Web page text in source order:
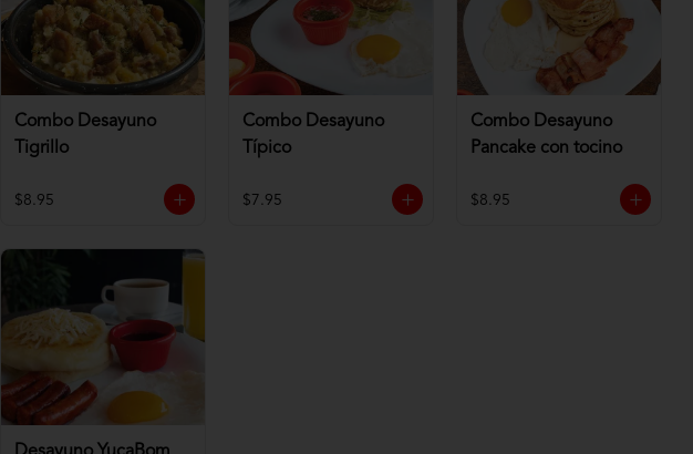
Combo Desayuno
Tigrillo
$8.95
Combo Desayuno
Típico
$7.95
Combo Desayuno
Pancake con tocino
$8.95